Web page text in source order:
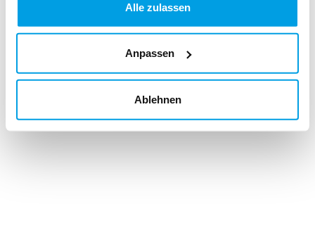
Alle zulassen
Anpassen
Ablehnen